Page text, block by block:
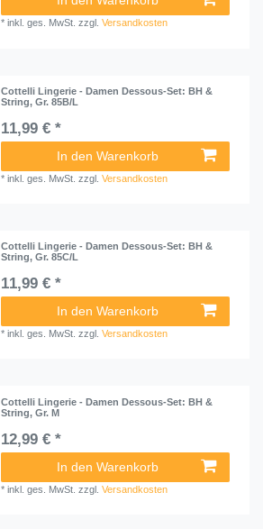
*inkl. ges. MwSt. zzgl.Versandkosten
Cottelli Lingerie - Damen Dessous-Set: BH &
String, Gr. 85B/L
11,99 € *
In den Warenkorb
*inkl. ges. MwSt. zzgl.Versandkosten
Cottelli Lingerie - Damen Dessous-Set: BH &
String, Gr. 85C/L
11,99 € *
In den Warenkorb
*inkl. ges. MwSt. zzgl.Versandkosten
Cottelli Lingerie - Damen Dessous-Set: BH &
String, Gr. M
12,99 € *
In den Warenkorb
*inkl. ges. MwSt. zzgl.Versandkosten